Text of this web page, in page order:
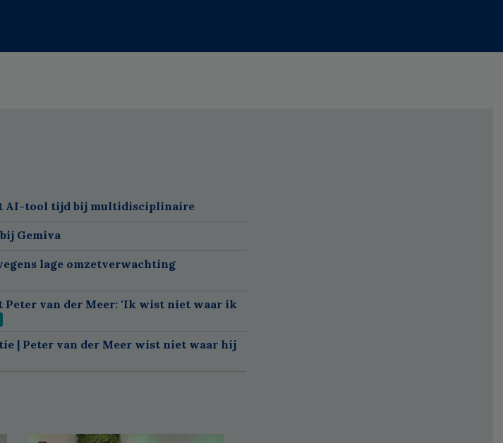
AI-tool tijd bij multidisciplinaire
Gemiva
lage omzetverwachting
Peter van der Meer: 'Ik wist niet waar ik
| Peter van der Meer wist niet waar hij